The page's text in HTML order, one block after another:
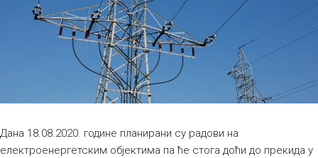
Дана 18.08.2020. године планирани су радови на
електроенергетским објектима па ће стога доћи до прекида у